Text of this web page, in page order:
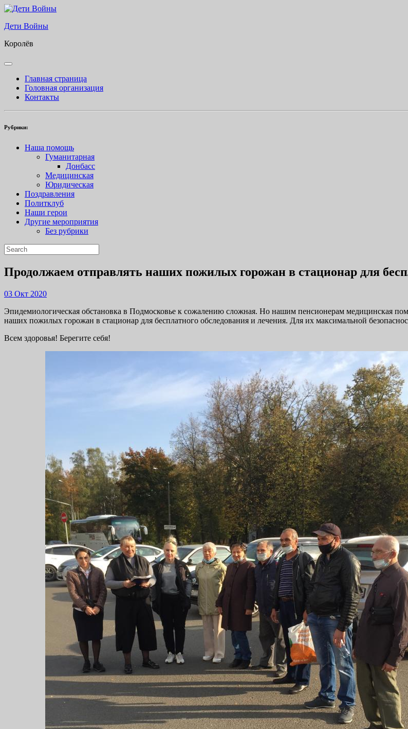
Skip
content
Дети Войны
Королёв
Open
ButtonГлавная страница
Головная организация
Контакты
Рубрики:
Наша помощь
Гуманитарная
Донбасс
Медицинская
Юридическая
Поздравления
Политклуб
Наши герои
Другие мероприятия
Без рубрики
Close
Button
Search
for:
Продолжаем отправлять наших пожилых горожан в стационар для
03 Окт 202003
2020
Эпидемиологическая обстановка в Подмосковье к сожалению сложная. Но нашим пенсионерам медицинская
наших пожилых горожан в стационар для бесплатного обследования и лечения. Для их максимальной
Всем здоровья! Берегите себя!